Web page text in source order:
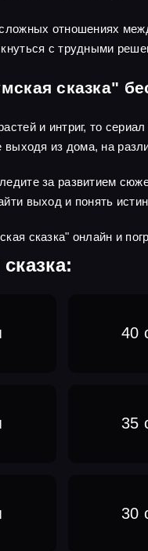
отношениях
с трудными
сказка"
и интриг, то
выходя из дома, на
за развитием
выход и понять
сказка" онлайн и
40
35
30